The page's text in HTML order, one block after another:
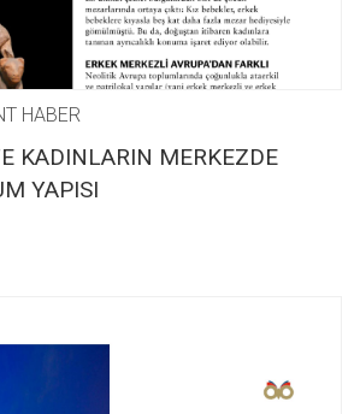
HABER
KADINLARIN MERKEZDE
YAPISI